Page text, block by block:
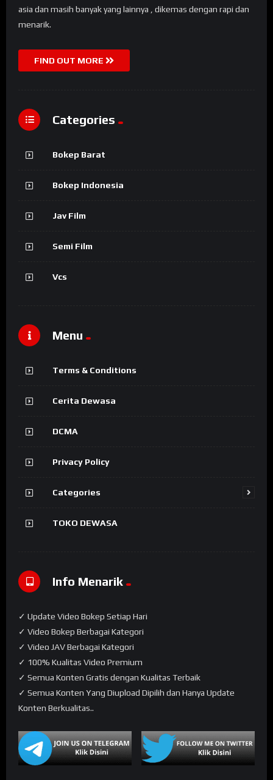
asia dan masih banyak yang lainnya , dikemas dengan rapi dan
menarik.
FIND OUT MORE
Categories
Bokep Barat
Bokep Indonesia
Jav Film
Semi Film
Vcs
Menu
Terms & Conditions
Cerita Dewasa
DCMA
Privacy Policy
Categories
TOKO DEWASA
Info Menarik
✓ Update Video Bokep Setiap Hari
✓ Video Bokep Berbagai Kategori
✓ Video JAV Berbagai Kategori
✓ 100% Kualitas Video Premium
✓ Semua Konten Gratis dengan Kualitas Terbaik
✓ Semua Konten Yang Diupload Dipilih dan Hanya Update
Konten Berkualitas..